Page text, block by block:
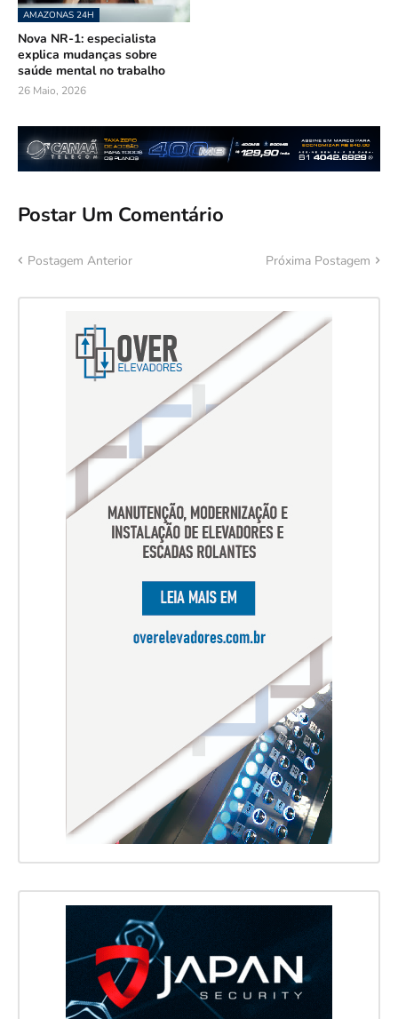
AMAZONAS 24H
Nova NR-1: especialista
explica mudanças sobre
saúde mental no trabalho
26 Maio, 2026
Postar Um Comentário
Postagem Anterior Próxima Postagem